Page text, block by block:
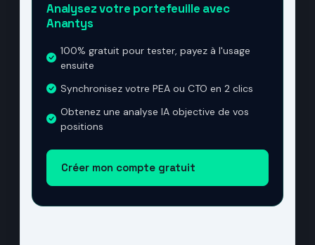
Analysez votre portefeuille avec
Anantys
100% gratuit pour tester, payez à l'usage
ensuite
Synchronisez votre PEA ou CTO en 2 clics
Obtenez une analyse IA objective de vos
positions
Créer mon compte gratuit